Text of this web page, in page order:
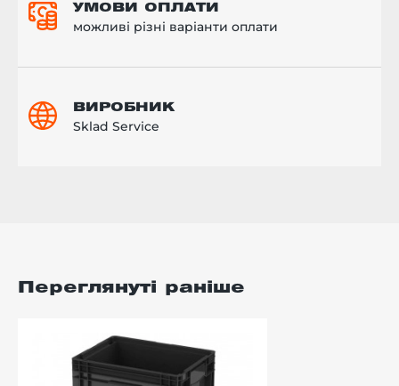
УМОВИ ОПЛАТИ
можливі різні варіанти оплати
ВИРОБНИК
Sklad Service
Переглянуті раніше